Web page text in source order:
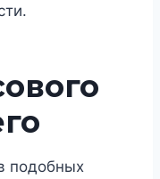
подобных